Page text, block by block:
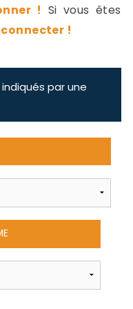
! Si vous êtes
!
par une